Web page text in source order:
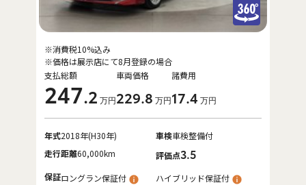
支払総額
247.2 万円
車両価格
229.8 万円
諸費用
17.4 万円
※消費税10%込み
※価格は展示店にて8月登録の場合
年式2018年(H30年) 車検車検整備付
走行距離60,000km 評価点3.5
保証ロングラン保証付
ハイブリッド保証付